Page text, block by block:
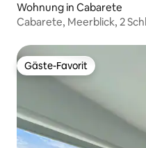
Wohnung in Cabarete
Cabarete, Meerblick, 2
Gäste-Favorit
Gäste-Favorit